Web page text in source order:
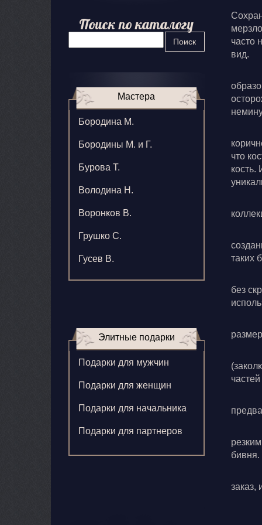
часто
вид.
что
кость.
таких
без
Поиск по каталогу
Поиск
Мастера
Бородина М.
Бородины М. и Г.
Бурова Т.
Володина Н.
Воронков В.
Грушко С.
Гусев В.
Зверева В.
Кормилицына Е.
Корнилова В.
Элитные подарки
Подарки для мужчин
Подарки для женщин
Подарки для начальника
Подарки для партнеров